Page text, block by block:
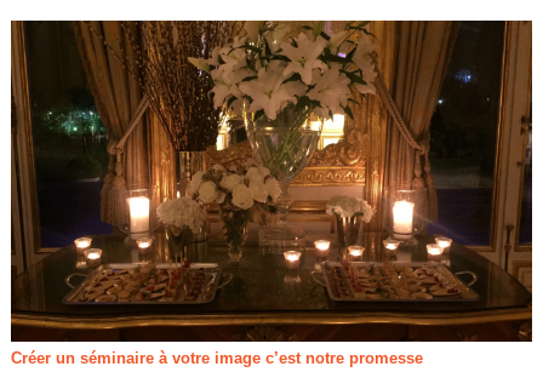
Créer un séminaire à votre image c’est notre promesse